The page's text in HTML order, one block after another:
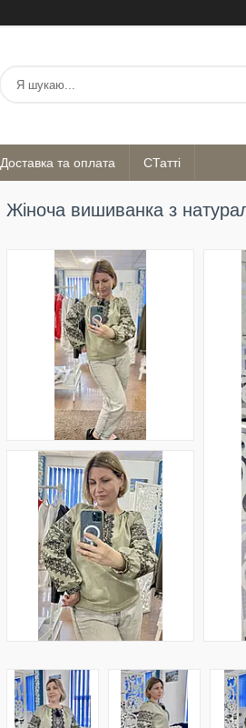
Доставка та оплата СТатті
Жіноча вишиванка з